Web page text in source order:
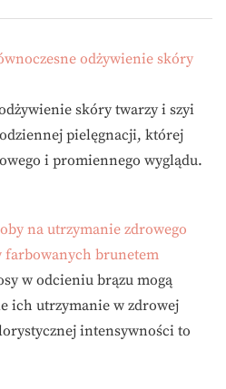
odżywienie skóry
skóry twarzy i szyi
pielęgnacji, której
i promiennego wyglądu.
na utrzymanie zdrowego
farbowanych brunetem
w odcieniu brązu mogą
ich utrzymanie w zdrowej
intensywności to